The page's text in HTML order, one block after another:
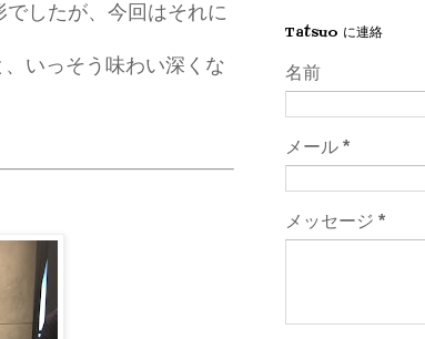
したが、今回はそれに
いっそう味わい深くな
Tatsuo に連絡
名前
メール *
メッセージ *